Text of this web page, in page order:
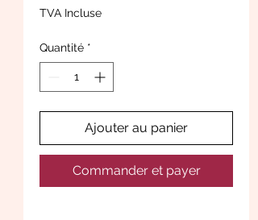
TVA Incluse
Quantité *
Ajouter au panier
Commander et payer